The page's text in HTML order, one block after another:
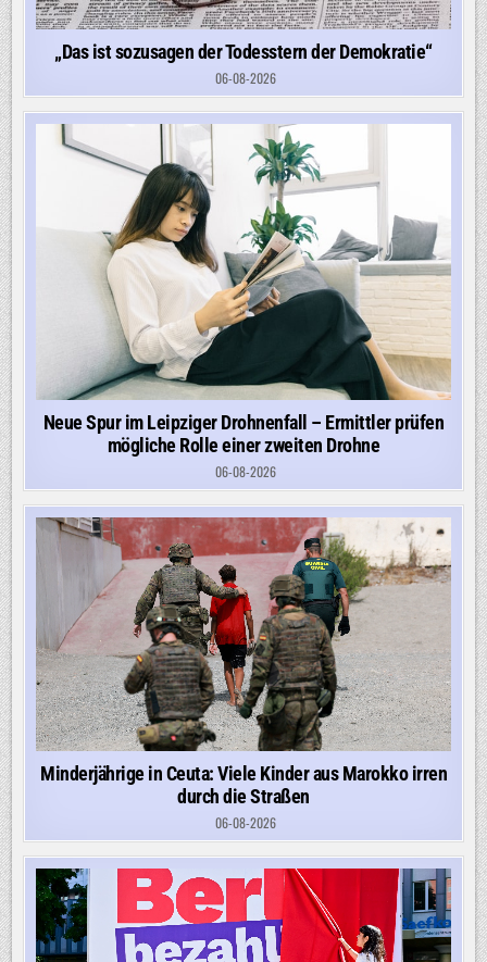
„Das ist sozusagen der Todesstern der Demokratie“
06-08-2026
Neue Spur im Leipziger Drohnenfall – Ermittler prüfen
mögliche Rolle einer zweiten Drohne
06-08-2026
Minderjährige in Ceuta: Viele Kinder aus Marokko irren
durch die Straßen
06-08-2026